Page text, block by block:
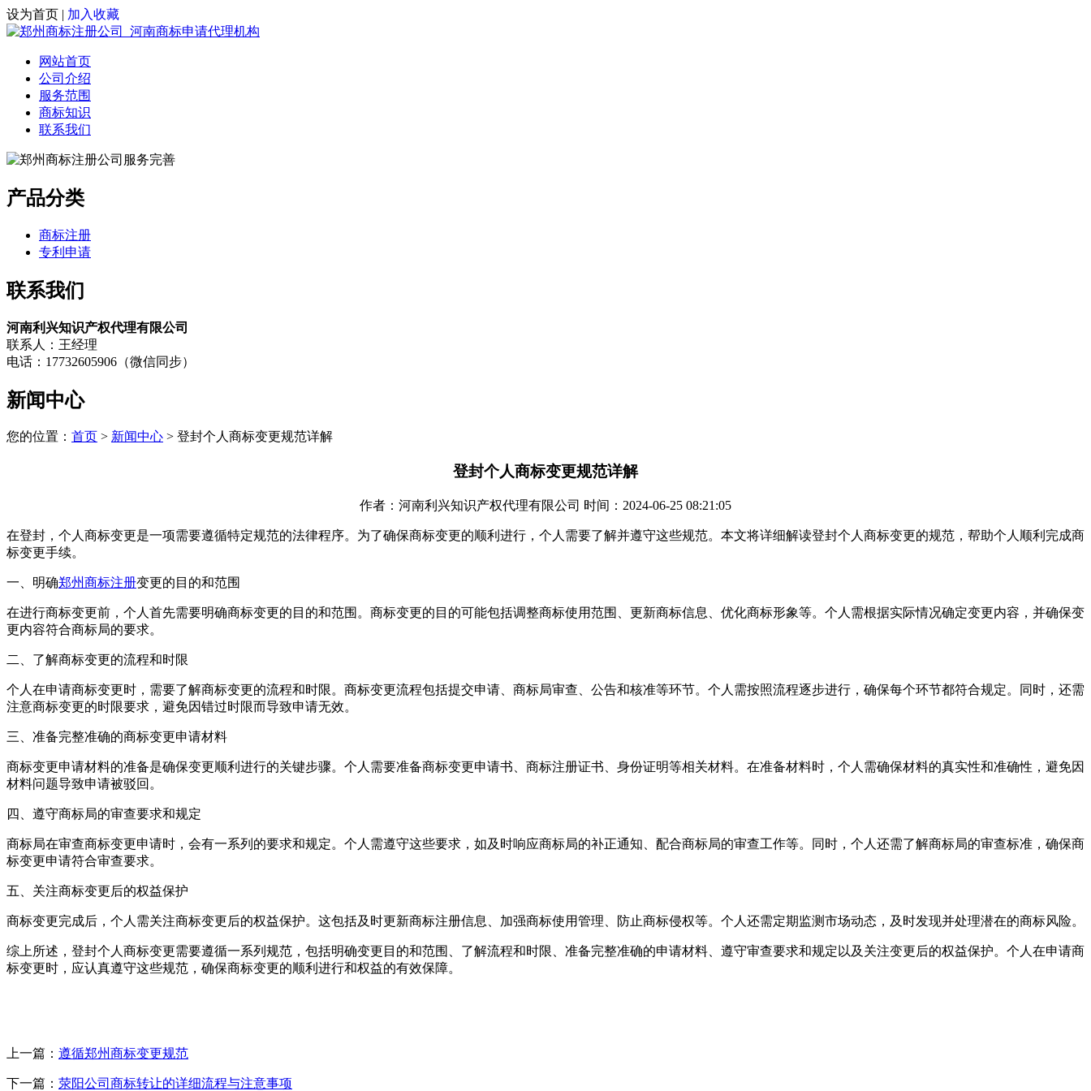
设为首页 | 加入收藏
网站首页
公司介绍
服务范围
商标知识
联系我们
产品分类
商标注册
专利申请
联系我们
河南利兴知识产权代理有限公司
联系人：王经理
电话：17732605906（微信同步）
新闻中心
您的位置： 首页 > 新闻中心 > 登封个人商标变更规范详解
登封个人商标变更规范详解
作者：河南利兴知识产权代理有限公司 时间：2024-06-25 08:21:05
在登封，个人商标变更是一项需要遵循特定规范的法律程序。为了确保商标变更的顺利进行，个人需要了解并遵守这些规范。本文将详细解读登封个人商标变更的规范，帮助个人顺利完成商
标变更手续。
一、明确郑州商标注册变更的目的和范围
在进行商标变更前，个人首先需要明确商标变更的目的和范围。商标变更的目的可能包括调整商标使用范围、更新商标信息、优化商标形象等。个人需根据实际情况确定变更内容，并确保变
更内容符合商标局的要求。
二、了解商标变更的流程和时限
个人在申请商标变更时，需要了解商标变更的流程和时限。商标变更流程包括提交申请、商标局审查、公告和核准等环节。个人需按照流程逐步进行，确保每个环节都符合规定。同时，还需
注意商标变更的时限要求，避免因错过时限而导致申请无效。
三、准备完整准确的商标变更申请材料
商标变更申请材料的准备是确保变更顺利进行的关键步骤。个人需要准备商标变更申请书、商标注册证书、身份证明等相关材料。在准备材料时，个人需确保材料的真实性和准确性，避免因
材料问题导致申请被驳回。
四、遵守商标局的审查要求和规定
商标局在审查商标变更申请时，会有一系列的要求和规定。个人需遵守这些要求，如及时响应商标局的补正通知、配合商标局的审查工作等。同时，个人还需了解商标局的审查标准，确保商
标变更申请符合审查要求。
五、关注商标变更后的权益保护
商标变更完成后，个人需关注商标变更后的权益保护。这包括及时更新商标注册信息、加强商标使用管理、防止商标侵权等。个人还需定期监测市场动态，及时发现并处理潜在的商标风险。
综上所述，登封个人商标变更需要遵循一系列规范，包括明确变更目的和范围、了解流程和时限、准备完整准确的申请材料、遵守审查要求和规定以及关注变更后的权益保护。个人在申请商
标变更时，应认真遵守这些规范，确保商标变更的顺利进行和权益的有效保障。
上一篇： 遵循郑州商标变更规范
下一篇： 荥阳公司商标转让的详细流程与注意事项